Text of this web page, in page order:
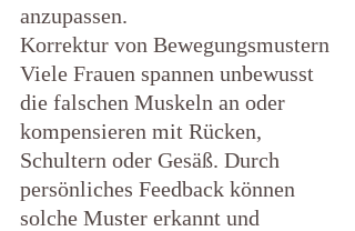
anzupassen.
Korrektur von Bewegungsmustern
Viele Frauen spannen unbewusst
die falschen Muskeln an oder
kompensieren mit Rücken,
Schultern oder Gesäß. Durch
persönliches Feedback können
solche Muster erkannt und